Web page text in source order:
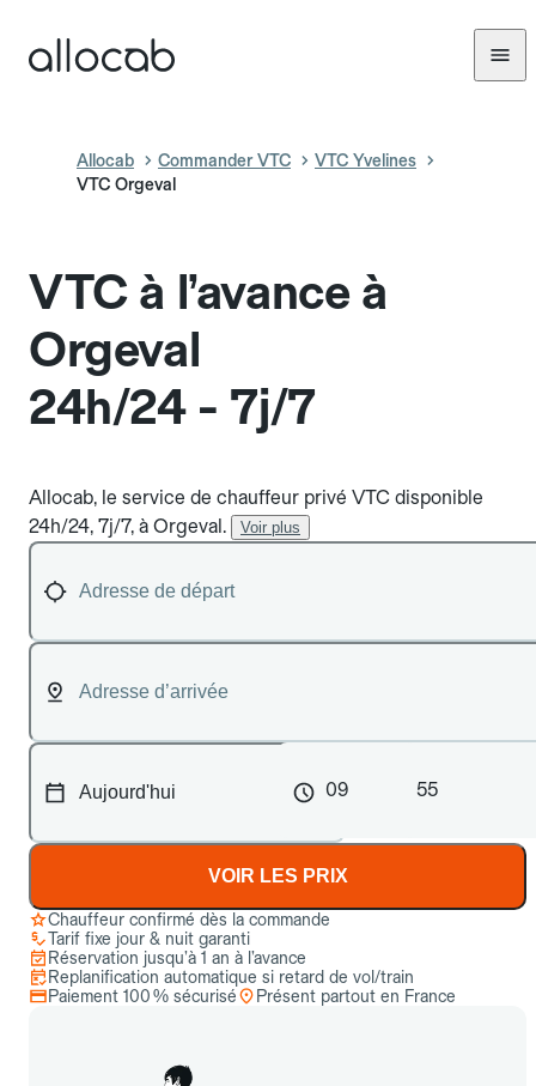
Allocab Commander VTC
VTC Yvelines
VTC Orgeval
VTC à l’avance à
Orgeval
24h/24 - 7j/7
Allocab, le service de chauffeur privé VTC disponible
24h/24, 7j/7, à Orgeval.
Voir plus
09 55
VOIR LES PRIX
Chauffeur confirmé dès la commande
Tarif fixe jour & nuit garanti
Réservation jusqu’à 1 an à l’avance
Replanification automatique si retard de vol/train
Paiement 100 % sécurisé
Présent partout en France